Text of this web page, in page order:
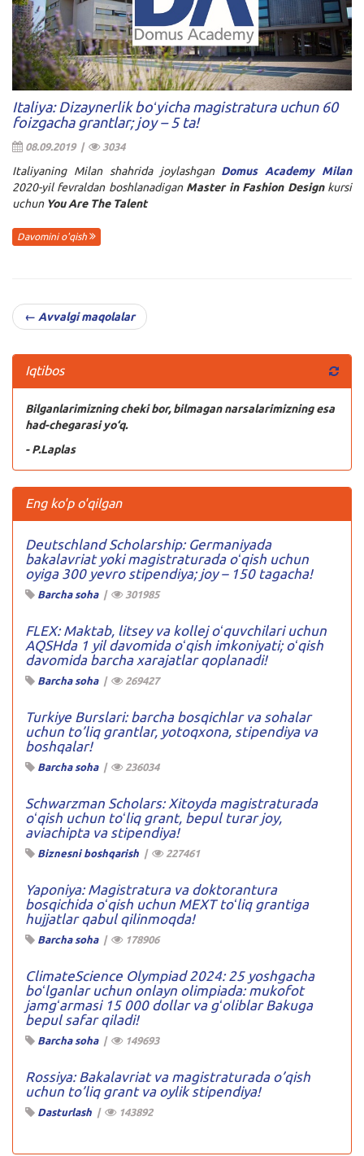
Italiya: Dizaynerlik boʻyicha magistratura uchun 60
foizgacha grantlar; joy – 5 ta!
08.09.2019 | 3034
Italiyaning Milan shahrida joylashgan Domus Academy Milan
2020-yil fevraldan boshlanadigan Master in Fashion Designkursi
uchun You Are The Talent
Davomini o'qish
← Avvalgi maqolalar
Iqtibos
Bilganlarimizning cheki bor, bilmagan narsalarimizning esa
had-chegarasi yo‘q.
- P.Laplas
Eng ko'p o'qilgan
Deutschland Scholarship: Germaniyada
bakalavriat yoki magistraturada oʻqish uchun
oyiga 300 yevro stipendiya; joy – 150 tagacha!
Barcha soha| 301985
FLEX: Maktab, litsey va kollej oʻquvchilari uchun
AQSHda 1 yil davomida oʻqish imkoniyati; oʻqish
davomida barcha xarajatlar qoplanadi!
Barcha soha| 269427
Turkiye Burslari: barcha bosqichlar va sohalar
uchun to’liq grantlar, yotoqxona, stipendiya va
boshqalar!
Barcha soha| 236034
Schwarzman Scholars: Xitoyda magistraturada
oʻqish uchun toʻliq grant, bepul turar joy,
aviachipta va stipendiya!
Biznesni boshqarish | 227461
Yaponiya: Magistratura va doktorantura
bosqichida oʻqish uchun MEXT toʻliq grantiga
hujjatlar qabul qilinmoqda!
Barcha soha| 178906
ClimateScience Olympiad 2024: 25 yoshgacha
boʻlganlar uchun onlayn olimpiada: mukofot
jamgʻarmasi 15 000 dollar va gʻoliblar Bakuga
bepul safar qiladi!
Barcha soha| 149693
Rossiya: Bakalavriat va magistraturada o’qish
uchun to’liq grant va oylik stipendiya!
Dasturlash | 143892